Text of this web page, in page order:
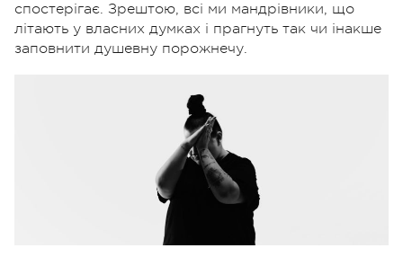
спостерігає. Зрештою, всі ми мандрівники, що
літають у власних думках і прагнуть так чи інакше
заповнити душевну порожнечу.